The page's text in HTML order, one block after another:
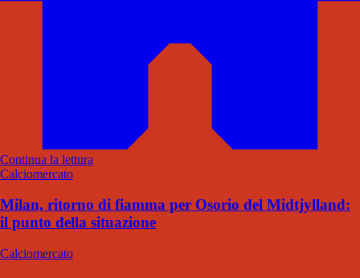
Continua la lettura
Calciomercato
Milan, ritorno di fiamma per Osorio del Midtjylland:
il punto della situazione
Calciomercato